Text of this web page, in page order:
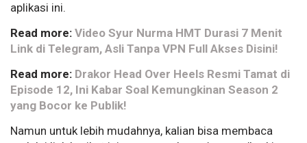
aplikasi ini.
Read more: Video Syur Nurma HMT Durasi 7 Menit
Link di Telegram, Asli Tanpa VPN Full Akses Disini!
Read more: Drakor Head Over Heels Resmi Tamat di
Episode 12, Ini Kabar Soal Kemungkinan Season 2
yang Bocor ke Publik!
Namun untuk lebih mudahnya, kalian bisa membaca